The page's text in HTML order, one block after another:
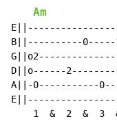
Am
B||----------
D||o------
A||-0-----------
1  &  2  &  3